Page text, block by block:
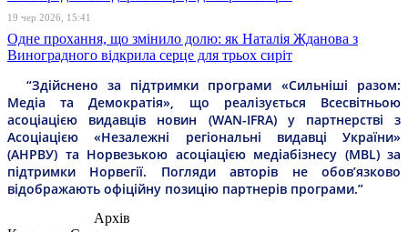
19 чер 2026, 15:41
Одне прохання, що змінило долю: як Наталія Жданова з
Виноградного відкрила серце для трьох сиріт
“Здійснено за підтримки програми «Сильніші разом:
Медіа та Демократія», що реалізується Всесвітньою
асоціацією видавців новин (WAN-IFRA) у партнерстві з
Асоціацією «Незалежні регіональні видавці України»
(АНРВУ) та Норвезькою асоціацією медіабізнесу (MBL) за
підтримки Норвегії. Погляди авторів не обов’язково
відображають офіційну позицію партнерів програми.”
Архів